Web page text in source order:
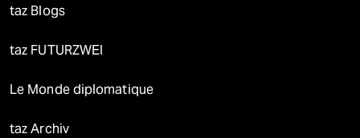
taz Blogs
taz FUTURZWEI
Le Monde diplomatique
taz Archiv